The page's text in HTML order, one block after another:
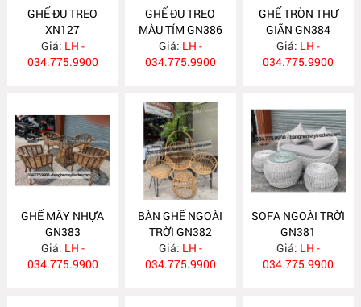
GHẾ ĐU TREO
XN127
Giá: LH -
034.775.9900
GHẾ ĐU TREO
MÀU TÍM GN386
Giá: LH -
034.775.9900
GHẾ TRÒN THƯ
GIÃN GN384
Giá: LH -
034.775.9900
GHẾ MÂY NHỰA
GN383
Giá: LH -
034.775.9900
BÀN GHẾ NGOÀI
TRỜI GN382
Giá: LH -
034.775.9900
SOFA NGOÀI TRỜI
GN381
Giá: LH -
034.775.9900